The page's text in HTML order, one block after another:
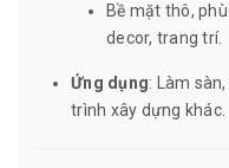
Bề mặt thô,
decor, trang trí.
Ứng dụng: Làm
trình xây dựng khác.